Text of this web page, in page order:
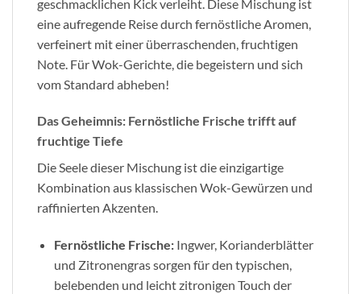
geschmacklichen Kick verleiht. Diese Mischung ist
eine aufregende Reise durch fernöstliche Aromen,
verfeinert mit einer überraschenden, fruchtigen
Note. Für Wok-Gerichte, die begeistern und sich
vom Standard abheben!
Das Geheimnis: Fernöstliche Frische trifft auf
fruchtige Tiefe
Die Seele dieser Mischung ist die einzigartige
Kombination aus klassischen Wok-Gewürzen und
raffinierten Akzenten.
Fernöstliche Frische:Ingwer, Korianderblätter
und Zitronengras sorgen für den typischen,
belebenden und leicht zitronigen Touch der